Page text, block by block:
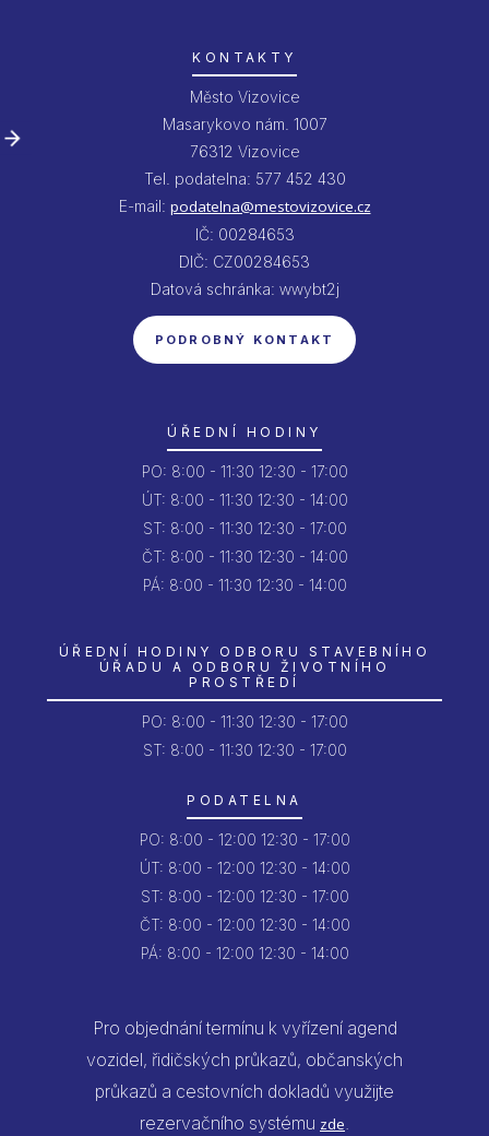
KONTAKTY
Město Vizovice
Masarykovo nám. 1007
76312 Vizovice
Tel. podatelna: 577 452 430
E-mail: podatelna@mestovizovice.cz
IČ: 00284653
DIČ: CZ00284653
Datová schránka: wwybt2j
PODROBNÝ KONTAKT
ÚŘEDNÍ HODINY
PO: 8:00 - 11:30 12:30 - 17:00
ÚT: 8:00 - 11:30 12:30 - 14:00
ST: 8:00 - 11:30 12:30 - 17:00
ČT: 8:00 - 11:30 12:30 - 14:00
PÁ: 8:00 - 11:30 12:30 - 14:00
ÚŘEDNÍ HODINY ODBORU STAVEBNÍHO
ÚŘADU A ODBORU ŽIVOTNÍHO
PROSTŘEDÍ
PO: 8:00 - 11:30 12:30 - 17:00
ST: 8:00 - 11:30 12:30 - 17:00
PODATELNA
PO: 8:00 - 12:00 12:30 - 17:00
ÚT: 8:00 - 12:00 12:30 - 14:00
ST: 8:00 - 12:00 12:30 - 17:00
ČT: 8:00 - 12:00 12:30 - 14:00
PÁ: 8:00 - 12:00 12:30 - 14:00
Pro objednání termínu k vyřízení agend
vozidel, řidičských průkazů, občanských
průkazů a cestovních dokladů využijte
rezervačního systému zde.